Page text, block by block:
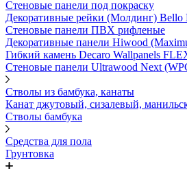
Стеновые панели под покраску
Декоративные рейки (Молдинг) Bello
Стеновые панели ПВХ рифленыe
Декоративные панели Hiwood
Гибкий камень Decaro Wallpanels
Стеновые панели Ultrawood Next
Стволы из бамбука, канаты
Канат джутовый, сизалевый,
Стволы бамбука
Средства для пола
Грунтовка